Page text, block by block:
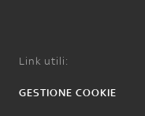
Link utili:
GESTIONE COOKIE